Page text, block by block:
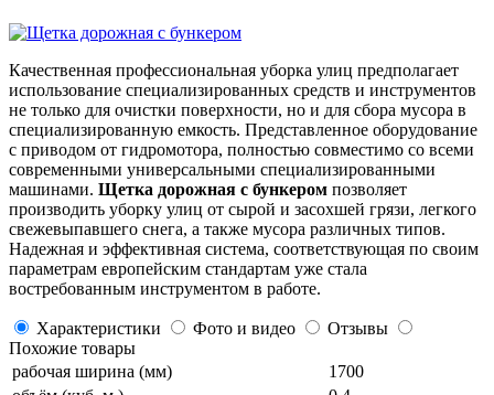
Качественная профессиональная уборка улиц предполагает
использование специализированных средств и инструментов
не только для очистки поверхности, но и для сбора мусора в
специализированную емкость. Представленное оборудование
с приводом от гидромотора, полностью совместимо со всеми
современными универсальными специализированными
машинами. Щетка дорожная с бункером позволяет
производить уборку улиц от сырой и засохшей грязи, легкого
свежевыпавшего снега, а также мусора различных типов.
Надежная и эффективная система, соответствующая по своим
параметрам европейским стандартам уже стала
востребованным инструментом в работе.
Характеристики Фото и видео
Отзывы
Похожие товары
рабочая ширина (мм)
1700